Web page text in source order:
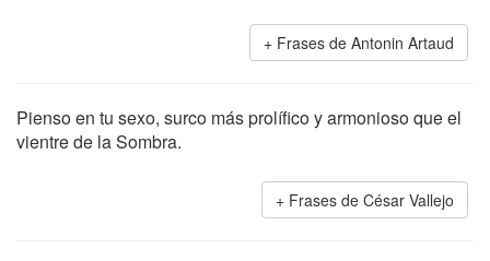
Frases de Antonin Artaud
Pienso en tu sexo, surco más prolífico y armonioso que el
vientre de la Sombra.
Frases de César Vallejo